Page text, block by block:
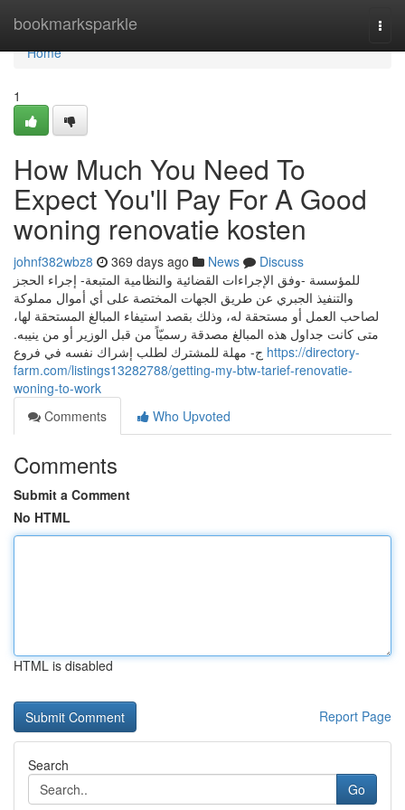
bookmarksparkle
Home
Home
1
How Much You Need To
Expect You'll Pay For A Good
woning renovatie kosten
johnf382wbz8 369 days ago News
Discuss
للمؤسسة -وفق الإجراءات القضائية والنظامية المتبعة- إجراء الحجز
والتنفيذ الجبري عن طريق الجهات المختصة على أي أموال مملوكة
لصاحب العمل أو مستحقة له، وذلك بقصد استيفاء المبالغ المستحقة لها،
متى كانت جداول هذه المبالغ مصدقة رسميّاً من قبل الوزير أو من ينيبه.
https://directory-
farm.com/listings13282788/getting-my-btw-tarief-renovatie-
woning-to-work
Comments
Who Upvoted
Comments
Submit a Comment
No HTML
HTML is disabled
Report Page
Search
Go